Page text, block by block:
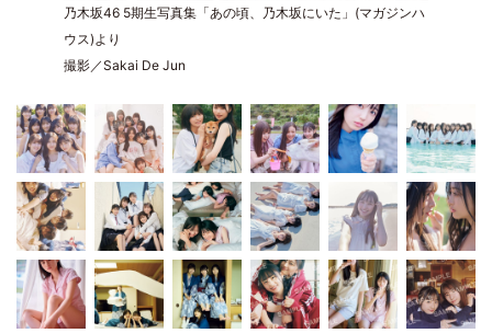
乃木坂46 5期生写真集「あの頃、乃木坂にいた」(マガジンハ
ウス)より
撮影／Sakai De Jun